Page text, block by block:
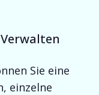
Sie eine
einzelne